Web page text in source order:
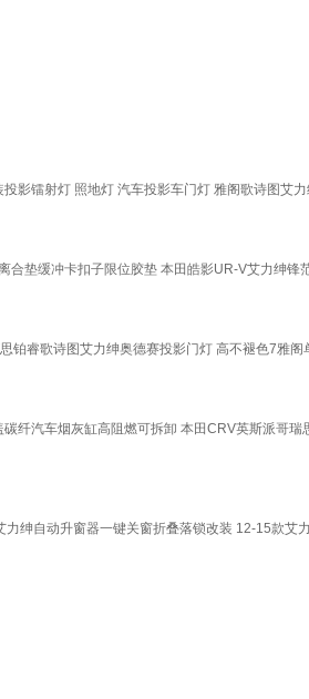
影镭射灯 照地灯 汽车投影车门灯 雅阁歌诗图艾
合垫缓冲卡扣子限位胶垫 本田皓影UR-V艾力绅
铂睿歌诗图艾力绅奥德赛投影门灯 高不褪色7雅阁
纤汽车烟灰缸高阻燃可拆卸 本田CRV英斯派哥
绅自动升窗器一键关窗折叠落锁改装 12-15款艾